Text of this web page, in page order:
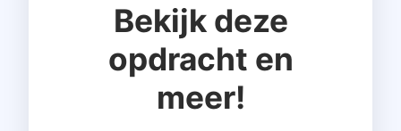
Bekijk deze
opdracht en
meer!